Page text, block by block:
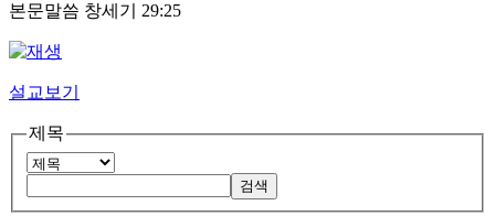
본문말씀 창세기 29:25
설교보기
제목